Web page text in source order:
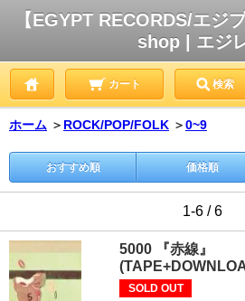
【EGYPT RECORDS/エジ
shop | エジ
カート 検索
ホーム ＞ ROCK/POP/FOLK ＞0~9
おすすめ順 価格順
1-6 / 6
5000 『赤線』
SOLD OUT